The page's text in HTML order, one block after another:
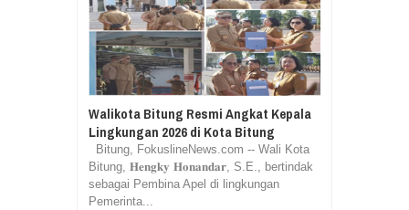
Walikota Bitung Resmi Angkat Kepala
Lingkungan 2026 di Kota Bitung
Bitung, FokuslineNews.com -- Wali Kota
Bitung, 𝐇𝐞𝐧𝐠𝐤𝐲 𝐇𝐨𝐧𝐚𝐧𝐝𝐚𝐫, S.E., bertindak
sebagai Pembina Apel di lingkungan
Pemerinta...